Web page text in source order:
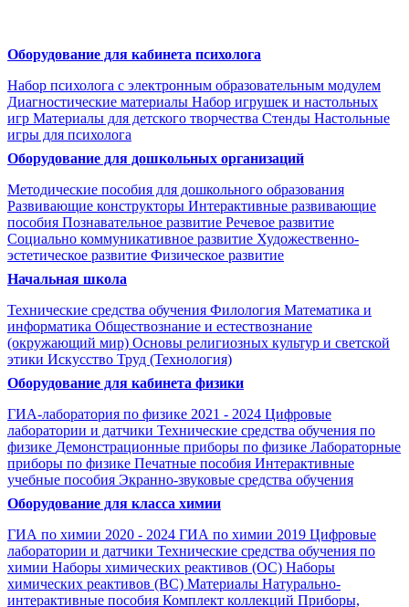
Оборудование для кабинета психолога
Набор психолога с электронным образовательным модулем
Диагностические материалы Набор игрушек и настольных
игр Материалы для детского творчества Стенды Настольные
игры для психолога
Оборудование для дошкольных организаций
Методические пособия для дошкольного образования
Развивающие конструкторы Интерактивные развивающие
пособия Познавательное развитие Речевое развитие
Социально коммуникативное развитие Художественно-
эстетическое развитие Физическое развитие
Начальная школа
Технические средства обучения Филология Математика и
информатика Обществознание и естествознание
(окружающий мир) Основы религиозных культур и светской
этики Искусство Труд (Технология)
Оборудование для кабинета физики
ГИА-лаборатория по физике 2021 - 2024 Цифровые
лаборатории и датчики Технические средства обучения по
физике Демонстрационные приборы по физике Лабораторные
приборы по физике Печатные пособия Интерактивные
учебные пособия Экранно-звуковые средства обучения
Оборудование для класса химии
ГИА по химии 2020 - 2024 ГИА по химии 2019 Цифровые
лаборатории и датчики Технические средства обучения по
химии Наборы химических реактивов (ОС) Наборы
химических реактивов (ВС) Материалы Натурально-
интерактивные пособия Комплект коллекций Приборы,